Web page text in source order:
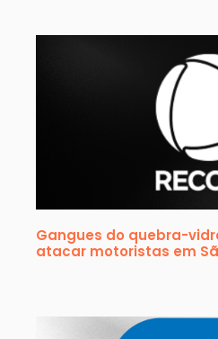
Gangues do quebra-
atacar motoristas em